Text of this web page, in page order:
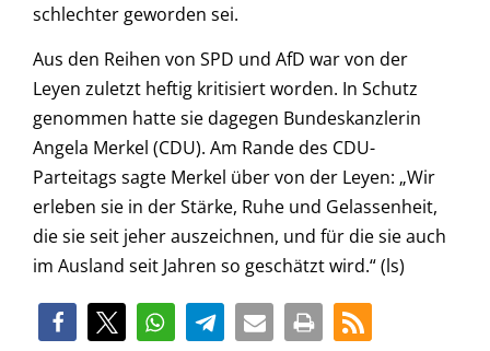
schlechter geworden sei.
Aus den Reihen von SPD und AfD war von der
Leyen zuletzt heftig kritisiert worden. In Schutz
genommen hatte sie dagegen Bundeskanzlerin
Angela Merkel (CDU). Am Rande des CDU-
Parteitags sagte Merkel über von der Leyen: „Wir
erleben sie in der Stärke, Ruhe und Gelassenheit,
die sie seit jeher auszeichnen, und für die sie auch
im Ausland seit Jahren so geschätzt wird.“ (ls)